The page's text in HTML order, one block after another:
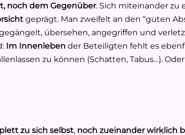
noch dem Gegenüber. Sich miteinander zu
geprägt. Man zweifelt an den “guten
übersehen, angegriffen und
Im Innenleben der Beteiligten fehlt es
zu können (Schatten, Tabus…).
zu sich selbst, noch zueinander wirklich